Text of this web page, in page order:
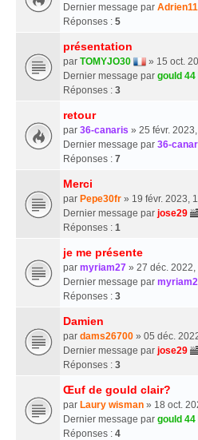
Dernier message par Adrien11
Réponses : 5
présentation
par TOMYJO30
» 15 oct.
Dernier message par gould 44
Réponses : 3
retour
par 36-canaris » 25 févr.
Dernier message par 36-
Réponses : 7
Merci
par Pepe30fr » 19 févr. 2023,
Dernier message par jose29
Réponses : 1
je me présente
par myriam27 » 27 déc. 2022,
Dernier message par
Réponses : 3
Damien
par dams26700 » 05 déc.
Dernier message par jose29
Réponses : 3
Œuf de gould clair?
par Laury wisman » 18 oct.
Dernier message par gould 44
Réponses : 4